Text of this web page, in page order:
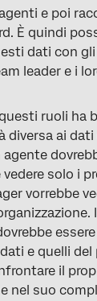
limitazioni
e poi
È quindi
dati con
leader e i
ruoli ha
diversa ai dati
agente
solo i
vorrebbe
e quelli del
il
nel suo